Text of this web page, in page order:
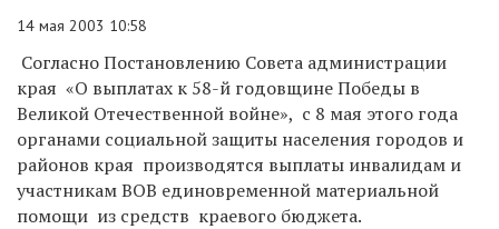
14 мая 2003 10:58
Согласно Постановлению Совета администрации
края «О выплатах к 58-й годовщине Победы в
Великой Отечественной войне», с 8 мая этого года
органами социальной защиты населения городов и
районов края производятся выплаты инвалидам и
участникам ВОВ единовременной материальной
помощи из средств краевого бюджета.